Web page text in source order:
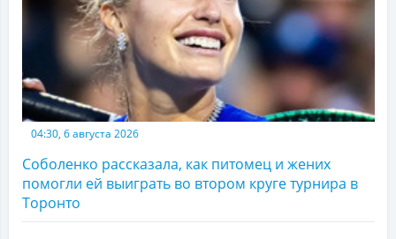
04:30, 6 августа 2026
Соболенко рассказала, как питомец и жених
помогли ей выиграть во втором круге турнира в
Торонто